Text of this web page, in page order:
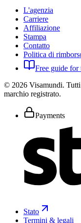
L'agenzia
Carriere
Affiliazione
Stampa
Contatto
Politica di
Free guide for
© 2026 Visamundi.
marchio registrato.
Payments
Stato
Termini & legali